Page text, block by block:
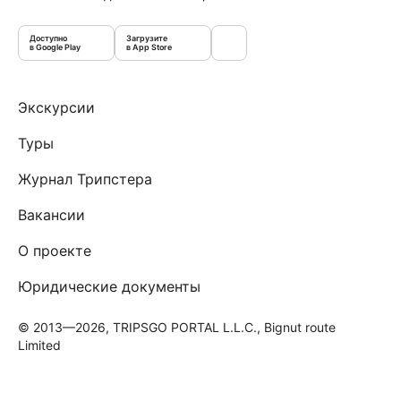
Доступно
в Google Play
Загрузите
в App Store
Экскурсии
Туры
Журнал Трипстера
Вакансии
О проекте
Юридические документы
© 2013—2026, TRIPSGO PORTAL L.L.C., Bignut route
Limited